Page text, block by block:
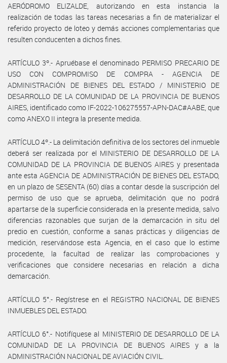
AERÓDROMO ELIZALDE, autorizando en esta instancia la
realización de todas las tareas necesarias a fin de materializar el
referido proyecto de loteo y demás acciones complementarias que
resulten conducenten a dichos fines.
ARTÍCULO 3º.- Apruébase el denominado PERMISO PRECARIO DE
USO CON COMPROMISO DE COMPRA - AGENCIA DE
ADMINISTRACIÓN DE BIENES DEL ESTADO / MINISTERIO DE
DESARROLLO DE LA COMUNIDAD DE LA PROVINCIA DE BUENOS
AIRES, identificado como IF-2022-106275557-APN-DAC#AABE, que
como ANEXO II integra la presente medida.
ARTÍCULO 4º.- La delimitación definitiva de los sectores del inmueble
deberá ser realizada por el MINISTERIO DE DESARROLLO DE LA
COMUNIDAD DE LA PROVINCIA DE BUENOS AIRES y presentada
ante esta AGENCIA DE ADMINISTRACIÓN DE BIENES DEL ESTADO,
en un plazo de SESENTA (60) días a contar desde la suscripción del
permiso de uso que se aprueba, delimitación que no podrá
apartarse de la superficie considerada en la presente medida, salvo
diferencias razonables que surjan de la demarcación in situ del
predio en cuestión, conforme a sanas prácticas y diligencias de
medición, reservándose esta Agencia, en el caso que lo estime
procedente, la facultad de realizar las comprobaciones y
verificaciones que considere necesarias en relación a dicha
demarcación.
ARTÍCULO 5°.- Regístrese en el REGISTRO NACIONAL DE BIENES
INMUEBLES DEL ESTADO.
ARTÍCULO 6°.- Notifíquese al MINISTERIO DE DESARROLLO DE LA
COMUNIDAD DE LA PROVINCIA DE BUENOS AIRES y a la
ADMINISTRACIÓN NACIONAL DE AVIACIÓN CIVIL.